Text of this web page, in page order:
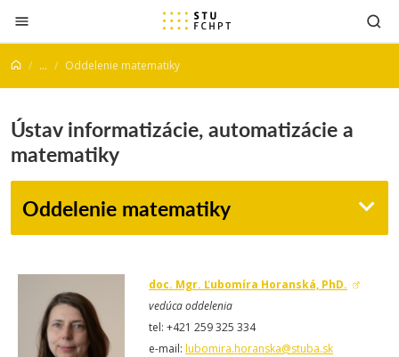
Prejsť na obsah
... Oddelenie matematiky
Ústav informatizácie, automatizácie a
matematiky
Oddelenie matematiky
doc. Mgr. Ľubomíra Horanská, PhD.
vedúca oddelenia
tel: +421 259 325 334
e-mail: lubomira.horanska@stuba.sk